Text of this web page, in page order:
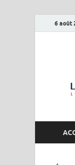
6 août